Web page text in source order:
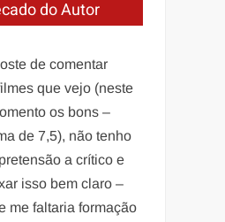
do Autor
de comentar
que vejo (neste
os bons –
de 7,5), não tenho
a crítico e
isso bem claro –
me faltaria formação